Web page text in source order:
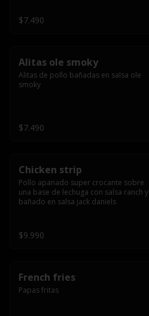
$7.490
Alitas ole smoky
Alitas de pollo bañadas en salsa ole
smoky
$7.490
Chicken strip
Pollo apanado super crocante sobre
una base de lechuga con salsa ranch y
bañado en salsa jack daniels
$9.990
French fries
Papas fritas